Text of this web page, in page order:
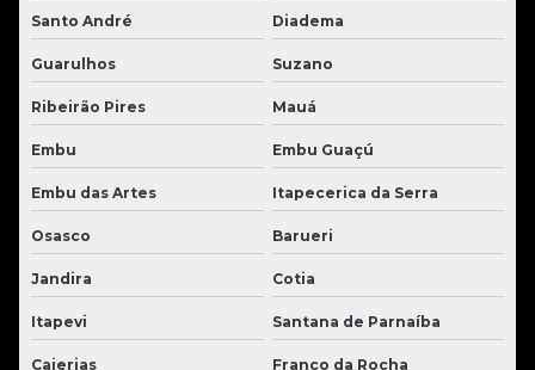
Santo André Diadema
Guarulhos Suzano
Ribeirão Pires Mauá
Embu Embu Guaçú
Embu das Artes Itapecerica da Serra
Osasco Barueri
Jandira Cotia
Itapevi Santana de Parnaíba
Caierias Franco da Rocha